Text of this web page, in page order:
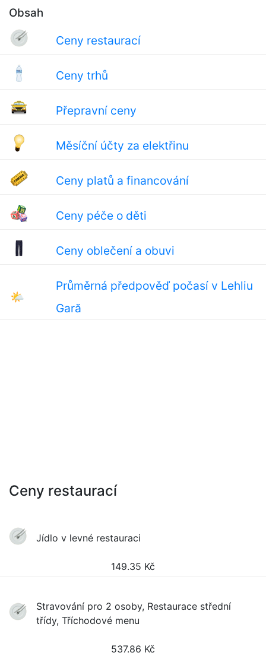
Obsah
Ceny restaurací
Ceny trhů
Přepravní ceny
Měsíční účty za elektřinu
Ceny platů a financování
Ceny péče o děti
Ceny oblečení a obuvi
🌤
Průměrná předpověď počasí v Lehliu
Gară
Ceny restaurací
Jídlo v levné restauraci
149.35 Kč
Stravování pro 2 osoby, Restaurace střední
třídy, Tříchodové menu
537.86 Kč